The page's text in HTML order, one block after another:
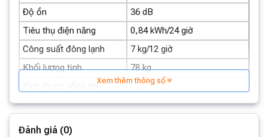
Dung tích
Tủ có tổng dung tích là 439L có 18 ngăn đáp ứng đủ
nhu cầu sử dụng, 3 vùng bảo quản chính gồm ngăn làm
mát, ngăn đông và ngăn bảo quản rau củ tươi sống.
Độ ồn
36 dB
Tiêu thụ điện năng
0,84 kWh/24 giờ
Công suất đông lạnh
7 kg/12 giờ
Khối lượng tịnh
78 kg
Kích thước tổng thể
752 x 600 x 1912 mm
Kích thước đóng gói
(Rộng x Sâu x Cao)
Xem thêm thông số
Đánh giá (0)